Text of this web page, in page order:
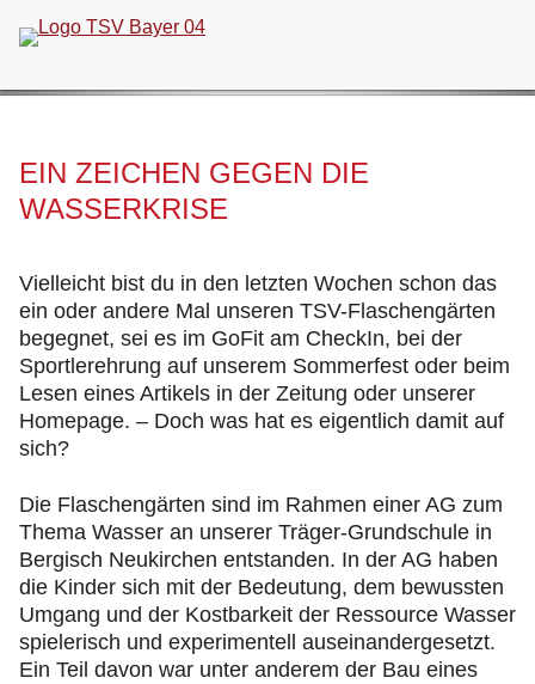
überspringen
EIN ZEICHEN GEGEN DIE
WASSERKRISE
Vielleicht bist du in den letzten Wochen schon das
ein oder andere Mal unseren TSV-Flaschengärten
begegnet, sei es im GoFit am CheckIn, bei der
Sportlerehrung auf unserem Sommerfest oder beim
Lesen eines Artikels in der Zeitung oder unserer
Homepage. – Doch was hat es eigentlich damit auf
sich?
Die Flaschengärten sind im Rahmen einer AG zum
Thema Wasser an unserer Träger-Grundschule in
Bergisch Neukirchen entstanden. In der AG haben
die Kinder sich mit der Bedeutung, dem bewussten
Umgang und der Kostbarkeit der Ressource Wasser
spielerisch und experimentell auseinandergesetzt.
Ein Teil davon war unter anderem der Bau eines